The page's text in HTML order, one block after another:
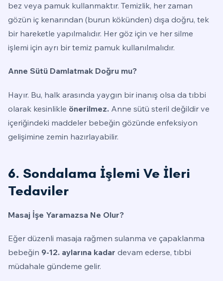
bez veya pamuk kullanmaktır. Temizlik, her zaman
gözün iç kenarından (burun kökünden) dışa doğru, tek
bir hareketle yapılmalıdır. Her göz için ve her silme
işlemi için ayrı bir temiz pamuk kullanılmalıdır.
Anne Sütü Damlatmak Doğru mu?
Hayır. Bu, halk arasında yaygın bir inanış olsa da tıbbi
olarak kesinlikle önerilmez. Anne sütü steril değildir ve
içeriğindeki maddeler bebeğin gözünde enfeksiyon
gelişimine zemin hazırlayabilir.
6. Sondalama İşlemi Ve İleri
Tedaviler
Masaj İşe Yaramazsa Ne Olur?
Eğer düzenli masaja rağmen sulanma ve çapaklanma
bebeğin 9-12. aylarına kadar devam ederse, tıbbi
müdahale gündeme gelir.